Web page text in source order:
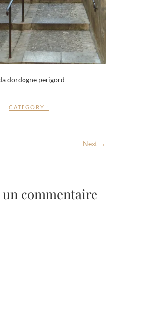
dordogne perigord
CATEGORY :
Next →
un commentaire